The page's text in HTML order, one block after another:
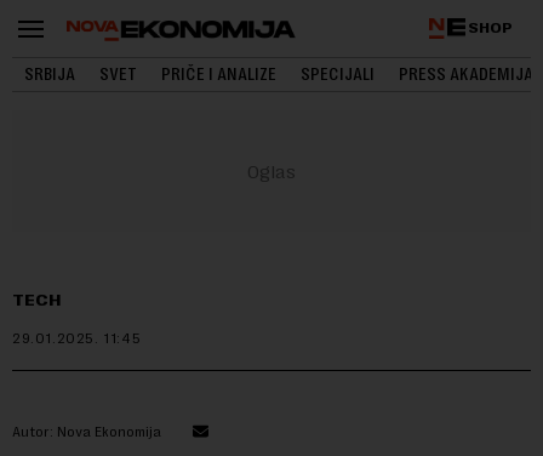
SHOP
SRBIJA SVET PRIČE I ANALIZE SPECIJALI PRESS AKADEMIJA
TECH
29.01.2025. 11:45
Autor: Nova Ekonomija